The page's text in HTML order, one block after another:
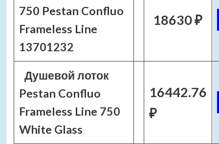
750 Pestan Confluo
Frameless Line
13701232
18630 ₽
Душевой лоток
Pestan Confluo
Frameless Line 750
White Glass
16442.76
₽